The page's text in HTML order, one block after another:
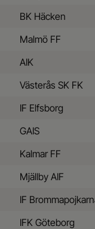
BK Häcken
Malmö FF
AIK
Västerås SK FK
IF Elfsborg
GAIS
Kalmar FF
Mjällby AIF
IF
IFK Göteborg